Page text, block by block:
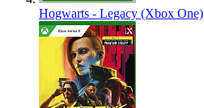
Hogwarts - Legacy (Xbox One)